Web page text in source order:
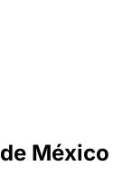
México